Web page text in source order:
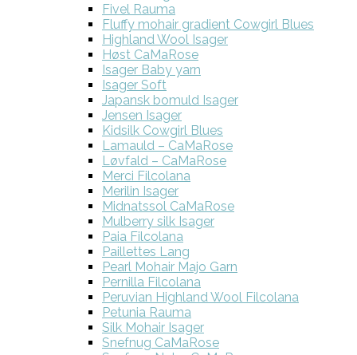
Fivel Rauma
Fluffy mohair gradient Cowgirl Blues
Highland Wool Isager
Høst CaMaRose
Isager Baby yarn
Isager Soft
Japansk bomuld Isager
Jensen Isager
Kidsilk Cowgirl Blues
Lamauld – CaMaRose
Løvfald – CaMaRose
Merci Filcolana
Merilin Isager
Midnatssol CaMaRose
Mulberry silk Isager
Paia Filcolana
Paillettes Lang
Pearl Mohair Majo Garn
Pernilla Filcolana
Peruvian Highland Wool Filcolana
Petunia Rauma
Silk Mohair Isager
Snefnug CaMaRose